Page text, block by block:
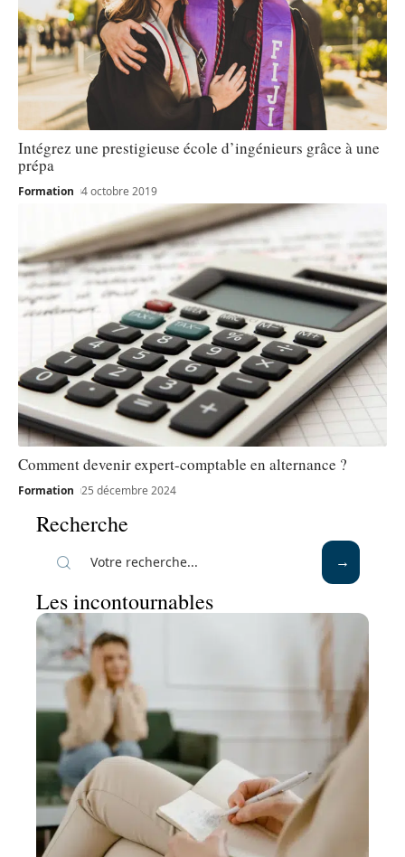
Intégrez une prestigieuse école d’ingénieurs grâce à une
prépa
Formation 4 octobre 2019
Comment devenir expert-comptable en alternance ?
Formation 25 décembre 2024
Recherche
Les incontournables